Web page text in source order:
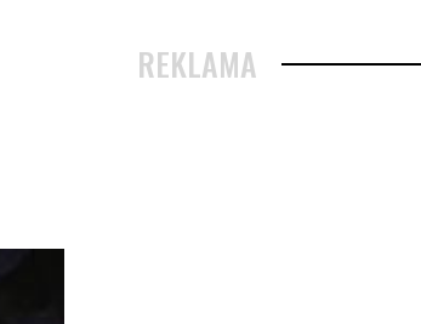
REKLAMA